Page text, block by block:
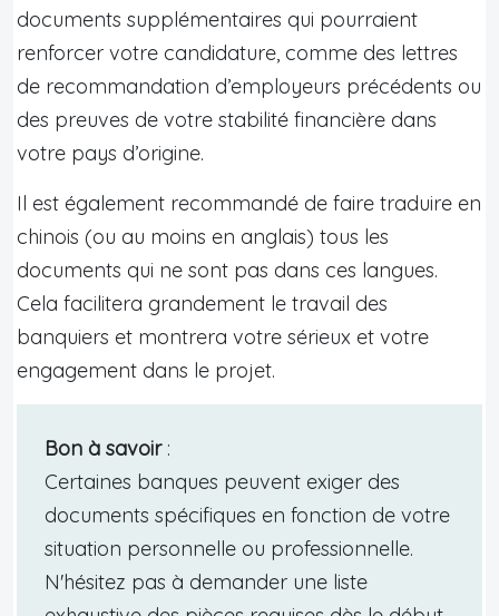
documents supplémentaires qui pourraient
renforcer votre candidature, comme des lettres
de recommandation d’employeurs précédents ou
des preuves de votre stabilité financière dans
votre pays d’origine.
Il est également recommandé de faire traduire en
chinois (ou au moins en anglais) tous les
documents qui ne sont pas dans ces langues.
Cela facilitera grandement le travail des
banquiers et montrera votre sérieux et votre
engagement dans le projet.
Bon à savoir:
Certaines banques peuvent exiger des
documents spécifiques en fonction de votre
situation personnelle ou professionnelle.
N'hésitez pas à demander une liste